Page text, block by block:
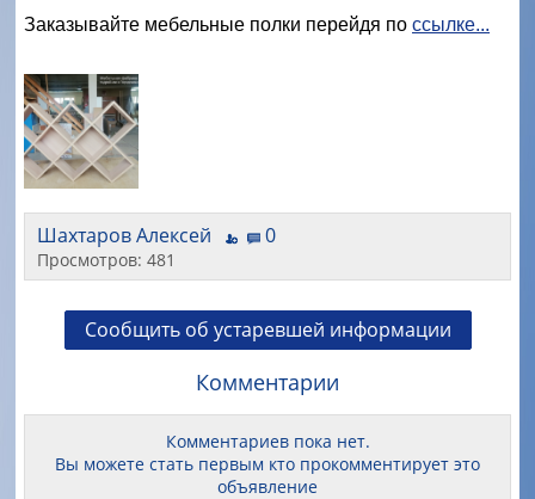
Заказывайте мебельные полки перейдя по ссылке...
Шахтаров Алексей 0
Просмотров: 481
Сообщить об устаревшей информации
Комментарии
Комментариев пока нет.
Вы можете стать первым кто прокомментирует это
объявление